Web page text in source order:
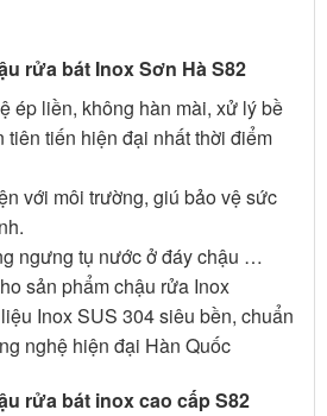
rửa bát Inox Sơn Hà S82
ép liền, không hàn mài, xử lý bề
tiên tiến hiện đại nhất thời điểm
với môi trường, giú bảo vệ sức
ngưng tụ nước ở đáy chậu …
sản phẩm chậu rửa Inox
Inox SUS 304 siêu bền, chuẩn
nghệ hiện đại Hàn Quốc
rửa bát inox cao cấp S82